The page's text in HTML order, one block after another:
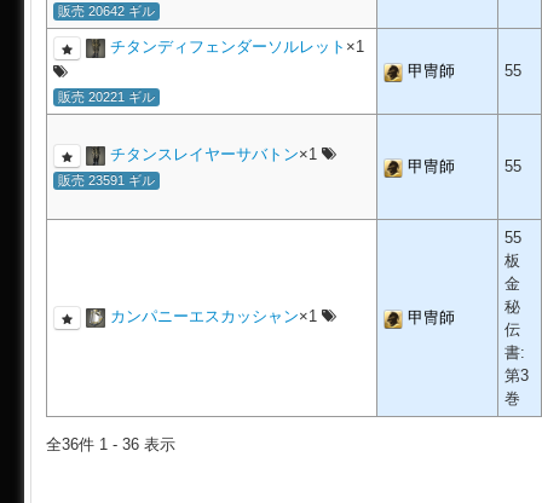
販売 20642 ギル
チタンディフェンダーソルレット ×1
販売 20221 ギル
甲冑師 55
チタンスレイヤーサバトン×1
販売 23591 ギル
甲冑師 55
カンパニーエスカッシャン×1 甲冑師
55
板
金
秘
伝
書:
第3
巻
全36件 1 - 36 表示